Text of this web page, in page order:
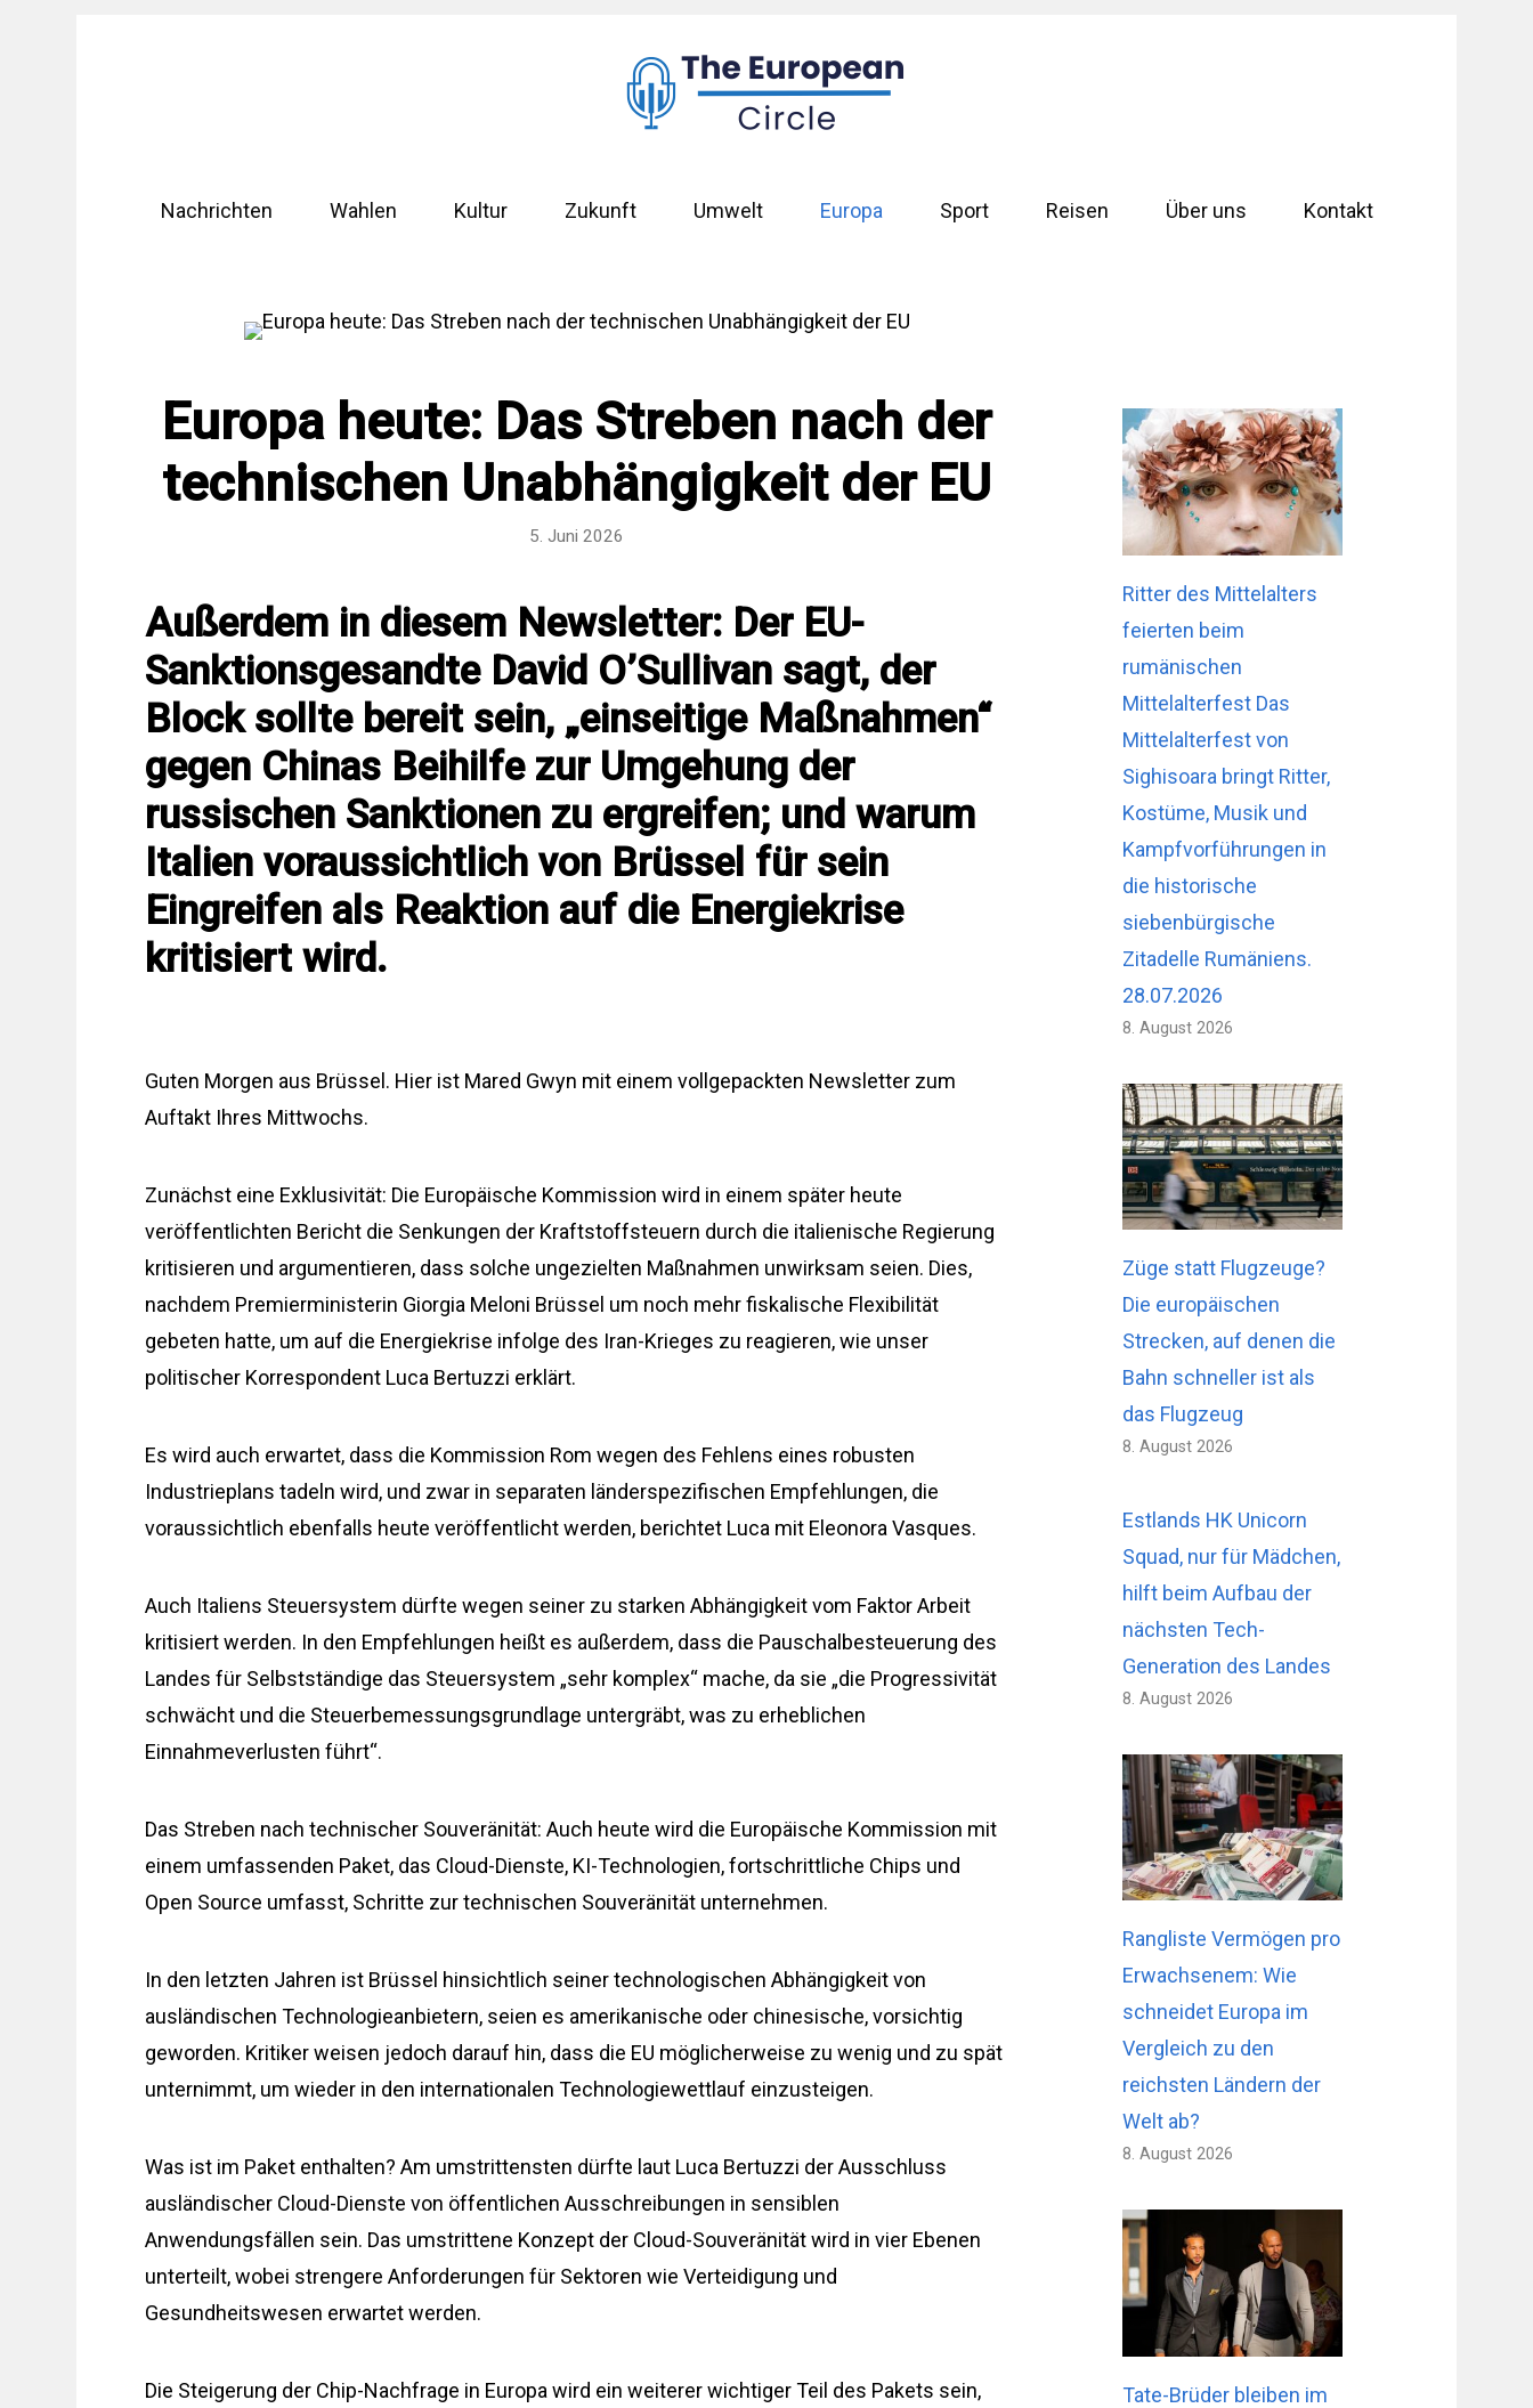
Nachrichten Wahlen Kultur Zukunft Umwelt Europa Sport Reisen Über uns Kontakt
Europa heute: Das Streben nach der
technischen Unabhängigkeit der EU
5. Juni 2026
Außerdem in diesem Newsletter: Der EU-
Sanktionsgesandte David O’Sullivan sagt, der
Block sollte bereit sein, „einseitige Maßnahmen“
gegen Chinas Beihilfe zur Umgehung der
russischen Sanktionen zu ergreifen; und warum
Italien voraussichtlich von Brüssel für sein
Eingreifen als Reaktion auf die Energiekrise
kritisiert wird.
Guten Morgen aus Brüssel. Hier ist Mared Gwyn mit einem vollgepackten Newsletter zum
Auftakt Ihres Mittwochs.
Zunächst eine Exklusivität: Die Europäische Kommission wird in einem später heute
veröffentlichten Bericht die Senkungen der Kraftstoffsteuern durch die italienische Regierung
kritisieren und argumentieren, dass solche ungezielten Maßnahmen unwirksam seien. Dies,
nachdem Premierministerin Giorgia Meloni Brüssel um noch mehr fiskalische Flexibilität
gebeten hatte, um auf die Energiekrise infolge des Iran-Krieges zu reagieren, wie unser
politischer Korrespondent Luca Bertuzzi erklärt.
Es wird auch erwartet, dass die Kommission Rom wegen des Fehlens eines robusten
Industrieplans tadeln wird, und zwar in separaten länderspezifischen Empfehlungen, die
voraussichtlich ebenfalls heute veröffentlicht werden, berichtet Luca mit Eleonora Vasques.
Auch Italiens Steuersystem dürfte wegen seiner zu starken Abhängigkeit vom Faktor Arbeit
kritisiert werden. In den Empfehlungen heißt es außerdem, dass die Pauschalbesteuerung des
Landes für Selbstständige das Steuersystem „sehr komplex“ mache, da sie „die Progressivität
schwächt und die Steuerbemessungsgrundlage untergräbt, was zu erheblichen
Einnahmeverlusten führt“.
Das Streben nach technischer Souveränität: Auch heute wird die Europäische Kommission mit
einem umfassenden Paket, das Cloud-Dienste, KI-Technologien, fortschrittliche Chips und
Open Source umfasst, Schritte zur technischen Souveränität unternehmen.
In den letzten Jahren ist Brüssel hinsichtlich seiner technologischen Abhängigkeit von
ausländischen Technologieanbietern, seien es amerikanische oder chinesische, vorsichtig
geworden. Kritiker weisen jedoch darauf hin, dass die EU möglicherweise zu wenig und zu spät
unternimmt, um wieder in den internationalen Technologiewettlauf einzusteigen.
Was ist im Paket enthalten? Am umstrittensten dürfte laut Luca Bertuzzi der Ausschluss
ausländischer Cloud-Dienste von öffentlichen Ausschreibungen in sensiblen
Anwendungsfällen sein. Das umstrittene Konzept der Cloud-Souveränität wird in vier Ebenen
unterteilt, wobei strengere Anforderungen für Sektoren wie Verteidigung und
Gesundheitswesen erwartet werden.
Die Steigerung der Chip-Nachfrage in Europa wird ein weiterer wichtiger Teil des Pakets sein,
Ritter des Mittelalters
feierten beim
rumänischen
Mittelalterfest Das
Mittelalterfest von
Sighisoara bringt Ritter,
Kostüme, Musik und
Kampfvorführungen in
die historische
siebenbürgische
Zitadelle Rumäniens.
28.07.2026
8. August 2026
Züge statt Flugzeuge?
Die europäischen
Strecken, auf denen die
Bahn schneller ist als
das Flugzeug
8. August 2026
Estlands HK Unicorn
Squad, nur für Mädchen,
hilft beim Aufbau der
nächsten Tech-
Generation des Landes
8. August 2026
Rangliste Vermögen pro
Erwachsenem: Wie
schneidet Europa im
Vergleich zu den
reichsten Ländern der
Welt ab?
8. August 2026
Tate-Brüder bleiben im